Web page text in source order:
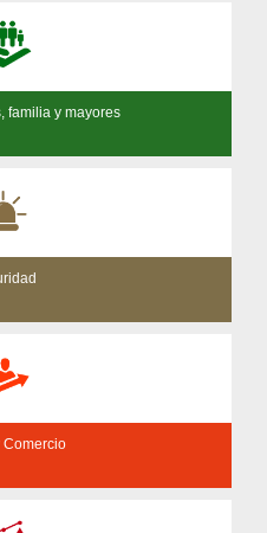
familia y mayores
Comercio